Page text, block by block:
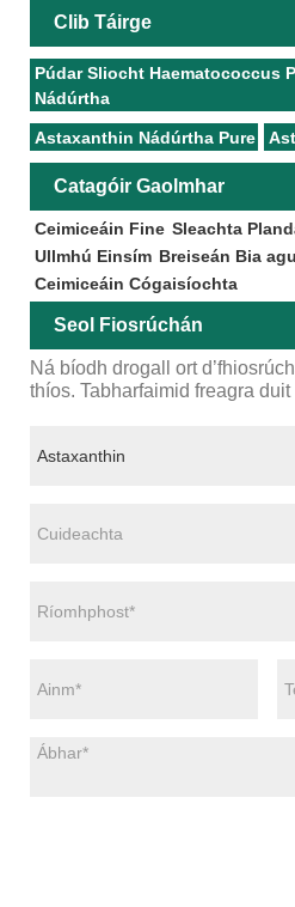
Clib Táirge
Púdar Sliocht Haematococcus
Nádúrtha
Astaxanthin Nádúrtha Pure
Catagóir Gaolmhar
Ceimiceáin Fine Sleachta
Ullmhú Einsím Breiseán Bia
Ceimiceáin Cógaisíochta
Seol Fiosrúchán
Ná bíodh drogall ort
thíos. Tabharfaimid freagra